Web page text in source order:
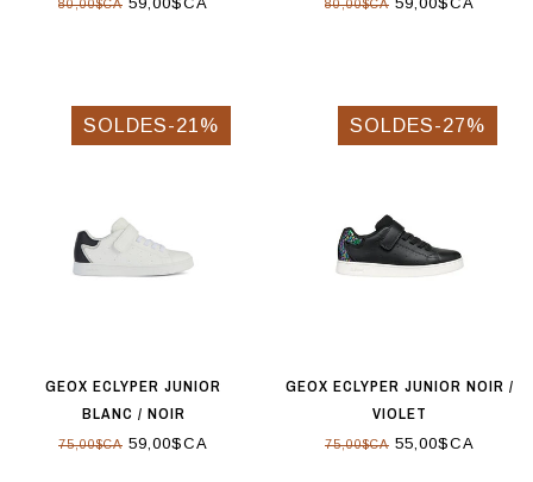
80,00$CA 80,00$CA
SOLDES-21%
GEOX ECLYPER JUNIOR
BLANC / NOIR
75,00$CA 59,00$CA
SOLDES-27%
GEOX ECLYPER JUNIOR NOIR /
VIOLET
75,00$CA 55,00$CA